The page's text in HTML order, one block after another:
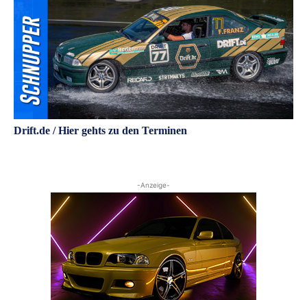
Drift.de / Hier gehts zu den Terminen
-Anzeige-